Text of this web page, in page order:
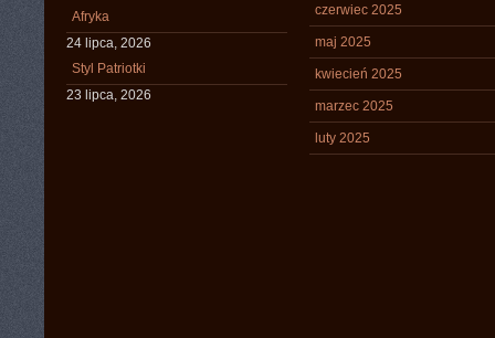
Afryka
24 lipca, 2026
Styl Patriotki
23 lipca, 2026
czerwiec 2025
maj 2025
kwiecień 2025
marzec 2025
luty 2025